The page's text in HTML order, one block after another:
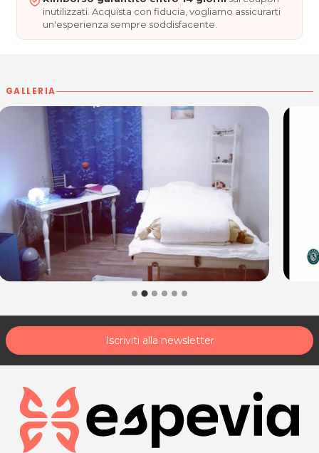
inutilizzati. Acquista con fiducia, vogliamo assicurarti
un'esperienza sempre soddisfacente.
GALLERIA
Iscriviti alla newsletter